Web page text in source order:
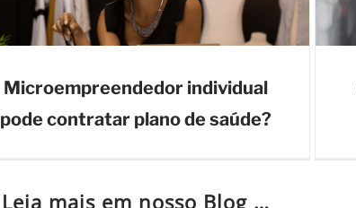
Microempreendedor individual
pode contratar plano de saúde?
Leia mais em nosso Blog …